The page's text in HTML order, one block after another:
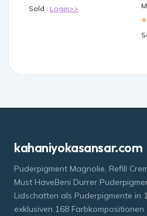
Sold : Login>>
kahaniyokasansar.com
Puderpigment Magnolie, Refill
Must HaveBeni Durrer
Lidschatten als Puderpigmente in
exklusiven 168